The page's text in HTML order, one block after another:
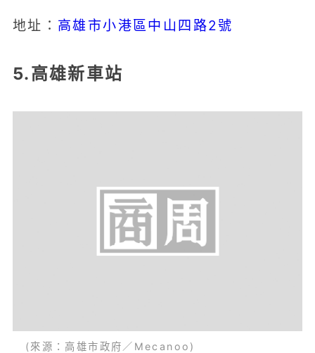
地址： 高雄市小港區中山四路2號
5.高雄新車站
(來源：高雄市政府／Mecanoo)